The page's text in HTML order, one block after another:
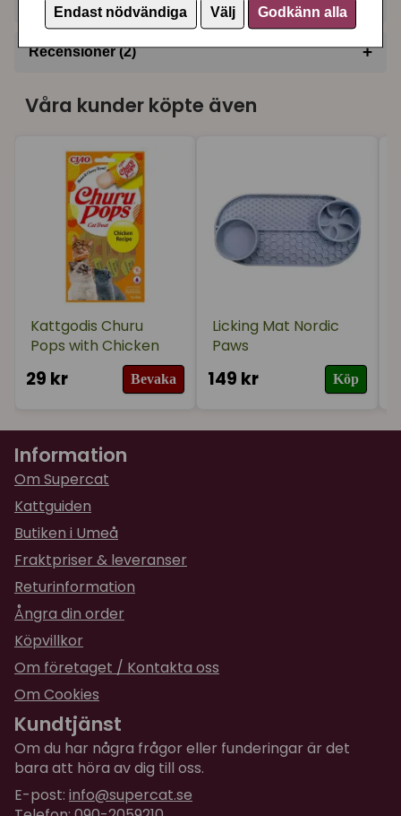
Endast nödvändiga Välj Godkänn alla
Recensioner (2) +
Evelina
för 1 år sedan
Annika
för 1 år sedan
Våra kunder köpte även
Kattgodis Churu
Pops with Chicken
29 kr Bevaka
Licking Mat Nordic
Paws
149 kr Köp
Information
Om Supercat
Kattguiden
Butiken i Umeå
Fraktpriser & leveranser
Returinformation
Ångra din order
Köpvillkor
Om företaget / Kontakta oss
Om Cookies
Kundtjänst
Om du har några frågor eller funderingar är det
bara att höra av dig till oss.
E-post: info@supercat.se